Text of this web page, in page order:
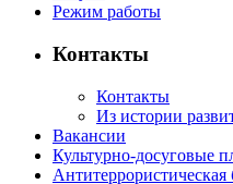
Режим работы
Контакты
Контакты
Из истории
Вакансии
Культурно-досуговые
Антитеррористическая